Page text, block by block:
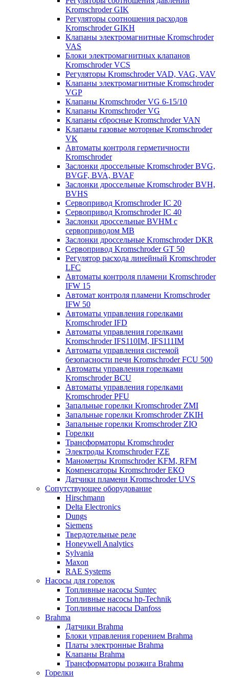
Kromschroder GIK
Регуляторы соотношения расходов
Kromschroder GIKH
Клапаны электромагнитные Kromschroder
VAS
Блоки электромагнитных клапанов
Kromschroder VCS
Регуляторы Kromschroder VAD, VAG, VAV
Клапаны электромагнитные Kromschroder
VGP
Клапаны Kromschroder VG 6-15/10
Клапаны Kromschroder VG
Клапаны сбросные Kromschroder VAN
Клапаны газовые моторные Kromschroder
VK
Автоматы контроля герметичности
Kromschroder
Заслонки дроссельные Kromschroder BVG,
BVGF, BVA, BVAF
Заслонки дроссельные Kromschroder BVH,
BVHS
Сервопривод Kromschroder IC 20
Сервопривод Kromschroder IC 40
Заслонки дроссельные BVHM с
сервоприводом МВ
Заслонки дроссельные Kromschroder DKR
Cервопривод Kromschroder GT 50
Регулятор расхода линейный Kromschroder
LFC
Автоматы контроля пламени Kromschroder
IFW 15
Автомат контроля пламени Kromschroder
IFW 50
Автоматы управления горелками
Kromschroder IFD
Автоматы управления горелками
Kromschroder IFS110IM, IFS111IM
Автоматы управления системой
безопасности печи Kromschroder FCU 500
Автоматы управления горелками
Kromschroder BCU
Автоматы управления горелками
Kromschroder PFU
Запальные горелки Kromschroder ZМI
Запальные горелки Kromschroder ZKIH
Запальные горелки Kromschroder ZIO
Горелки
Трансформаторы Kromschroder
Электроды Kromschroder FZE
Манометры Kromschroder KFM, RFM
Компенсаторы Kromschroder ЕКО
Датчики пламени Kromschroder UVS
Сопутствующее оборудование
Hirschmann
Delta Electronics
Dungs
Siemens
Твердотельные реле
Honeywell Analytics
Sylvania
Maxon
RAE Systems
Насосы для горелок
Топливные насосы Suntec
Топливные насосы hp-Technik
Топливные насосы Danfoss
Brahma
Датчики Brahma
Блоки управления горением Brahma
Платы электронные Brahma
Клапаны Brahma
Трансформаторы розжига Brahma
Горелки